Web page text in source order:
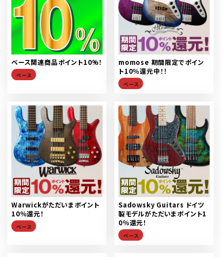
ベース関連商品ポイント10%！
ベース
momose 期間限定でポイン
ト10％還元中！！
ベース
Warwickがただいまポイント
10％還元！
ベース
Sadowsky Guitars ドイツ
製モデルがただいまポイント1
0％還元！
ベース